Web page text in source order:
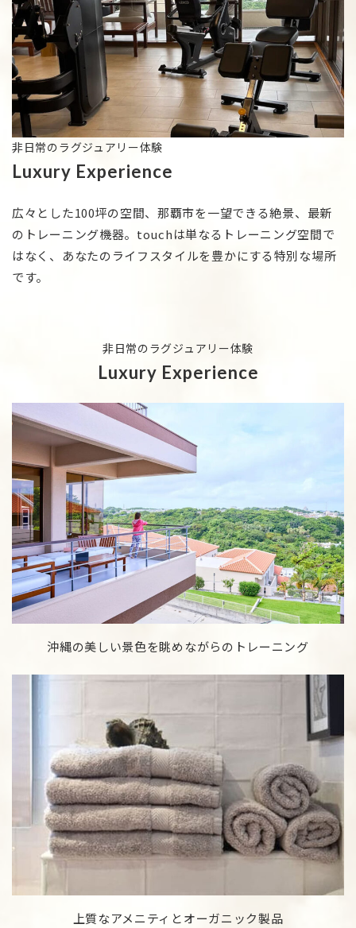
非日常のラグジュアリー体験
Luxury Experience
広々とした100坪の空間、那覇市を一望できる絶景、最新
のトレーニング機器。 touchは単なるトレーニング空間で
はなく、あなたのライフスタイルを豊かにする特別な場所
です。
非日常のラグジュアリー体験
Luxury Experience
沖縄の美しい景色を眺めながらのトレーニング
上質なアメニティとオーガニック製品